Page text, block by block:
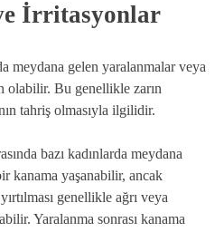
İrritasyonlar
meydana gelen yaralanmalar veya
olabilir. Bu genellikle zarın
tahriş olmasıyla ilgilidir.
bazı kadınlarda meydana
kanama yaşanabilir, ancak
genellikle ağrı veya
Yaralanma sonrası kanama